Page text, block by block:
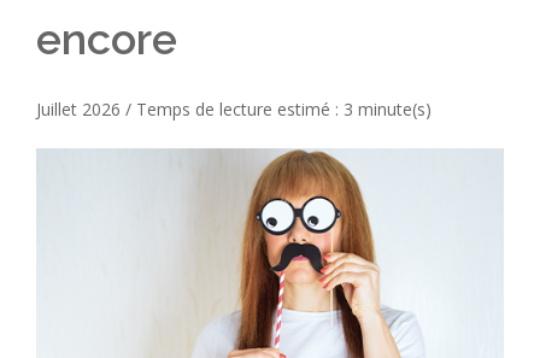
encore
Juillet 2026 / Temps de lecture estimé : 3 minute(s)